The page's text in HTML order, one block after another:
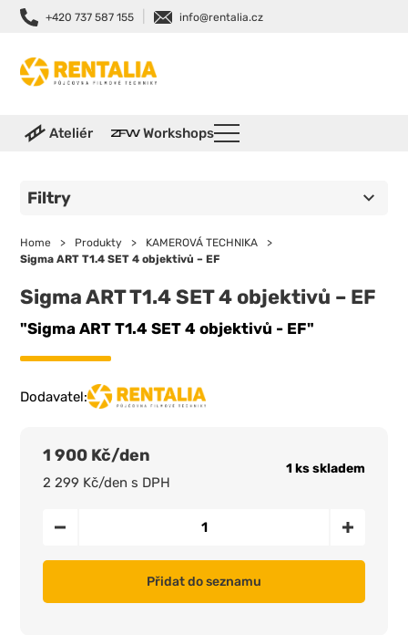
+420 737 587 155 info@rentalia.cz
Ateliér Workshops
Filtry
Home > Produkty > KAMEROVÁ TECHNIKA
>
Sigma ART T1.4 SET 4 objektivů – EF
Sigma ART T1.4 SET 4 objektivů – EF
"Sigma ART T1.4 SET 4 objektivů - EF"
Dodavatel:
1 900 Kč/den
2 299 Kč/den s DPH
1 ks skladem
Přidat do seznamu